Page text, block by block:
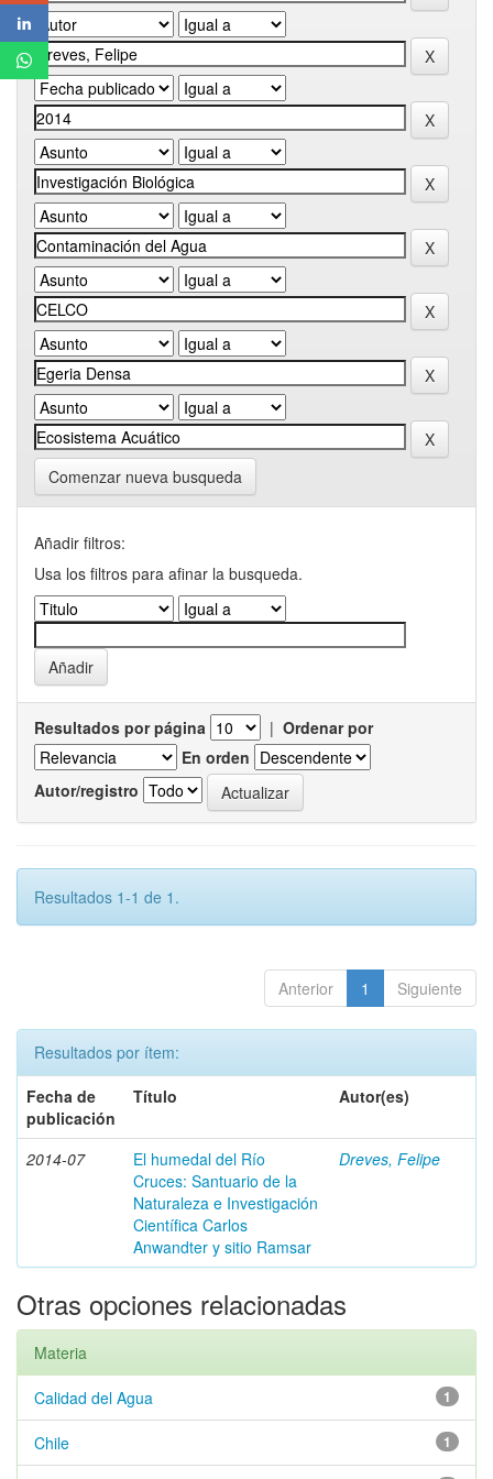
Comenzar nueva busqueda
Añadir filtros:
Usa los filtros para afinar la busqueda.
Resultados por página | Ordenar por
En orden
Autor/registro
Resultados 1-1 de 1.
Anterior 1 Siguiente
Resultados por ítem:
Fecha de
publicación
Título Autor(es)
2014-07
El humedal del Río
Cruces: Santuario de la
Naturaleza e Investigación
Científica Carlos
Anwandter y sitio Ramsar
Dreves, Felipe
Otras opciones relacionadas
Materia
1
Calidad del Agua
1
Chile